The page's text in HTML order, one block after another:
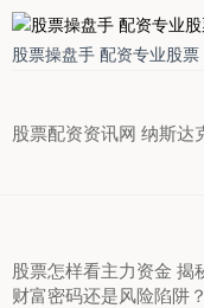
股票操盘手 配资专业股
股票配资资讯网 纳斯达
股票怎样看主力资金 揭
财富密码还是风险陷阱？